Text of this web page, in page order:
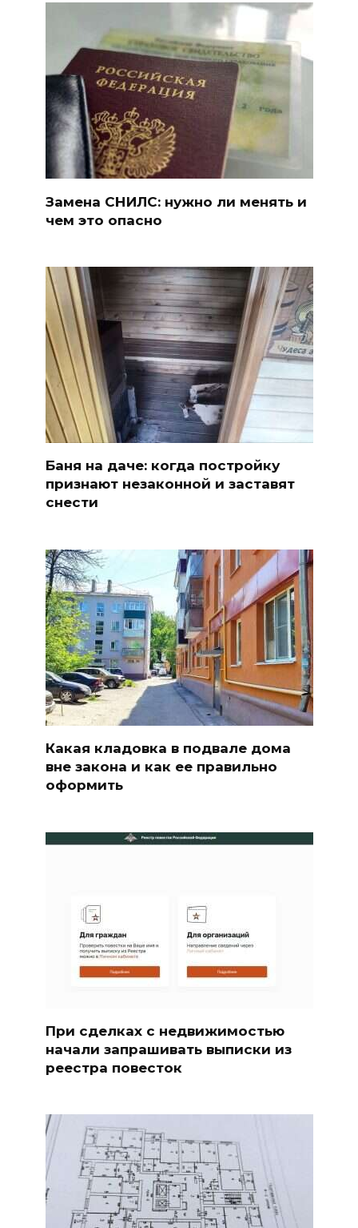
Замена СНИЛС: нужно ли менять и
чем это опасно
Баня на даче: когда постройку
признают незаконной и заставят
снести
Какая кладовка в подвале дома
вне закона и как ее правильно
оформить
При сделках с недвижимостью
начали запрашивать выписки из
реестра повесток